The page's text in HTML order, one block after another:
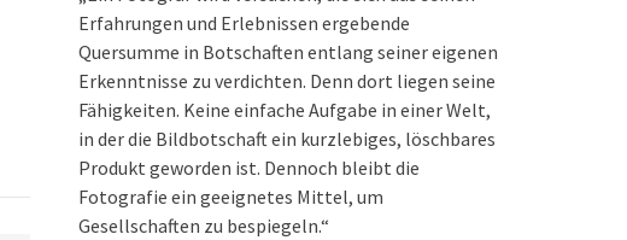
Erfahrungen und Erlebnissen ergebende
Quersumme in Botschaften entlang seiner eigenen
Erkenntnisse zu verdichten. Denn dort liegen seine
Fähigkeiten. Keine einfache Aufgabe in einer Welt,
in der die Bildbotschaft ein kurzlebiges, löschbares
Produkt geworden ist. Dennoch bleibt die
Fotografie ein geeignetes Mittel, um
Gesellschaften zu bespiegeln.“